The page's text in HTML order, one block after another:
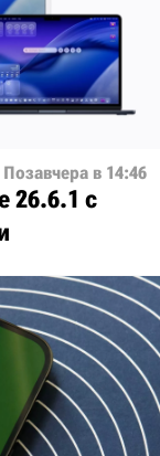
Позавчера в 14:46
26.6.1 с